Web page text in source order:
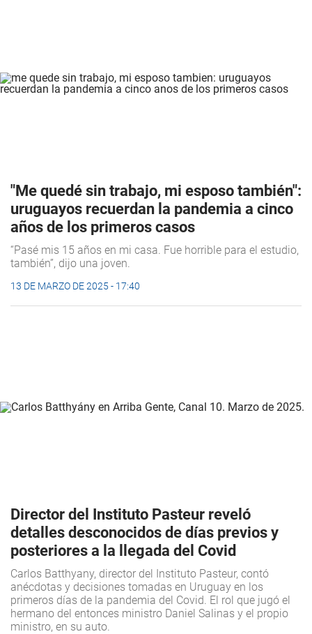
"Me quedé sin trabajo, mi esposo también":
uruguayos recuerdan la pandemia a cinco
años de los primeros casos
“Pasé mis 15 años en mi casa. Fue horrible para el estudio,
también”, dijo una joven.
13 DE MARZO DE 2025 - 17:40
Director del Instituto Pasteur reveló
detalles desconocidos de días previos y
posteriores a la llegada del Covid
Carlos Batthyany, director del Instituto Pasteur, contó
anécdotas y decisiones tomadas en Uruguay en los
primeros días de la pandemia del Covid. El rol que jugó el
hermano del entonces ministro Daniel Salinas y el propio
ministro, en su auto.